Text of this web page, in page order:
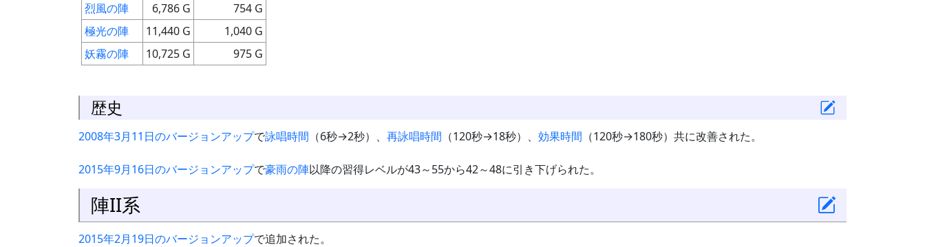
烈風の陣
6,786 G
754 G
極光の陣
11,440 G
1,040 G
妖霧の陣
10,725 G 975 G
歴史
2008年3月11日のバージョンアップで詠唱時間 （6秒→2秒）、 再詠唱時間 （120秒→18秒）、 効果時間 （120秒→180秒）共に改善された。
2015年9月16日のバージョンアップで豪雨の陣以降の習得レベルが43～55から42～48に引き下げられた。
陣II系
2015年2月19日のバージョンアップで追加された。